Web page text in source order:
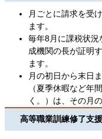
月ごとに請求を受
ます。
毎年8月に課税状況
成機関の長が証明
ます。
月の初日から末日
（夏季休暇など年
く。）は、その月
高等職業訓練修了支